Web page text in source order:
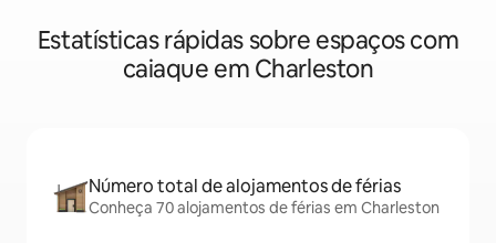
Estatísticas rápidas sobre espaços com
caiaque em Charleston
Número total de alojamentos de férias
Conheça 70 alojamentos de férias em Charleston